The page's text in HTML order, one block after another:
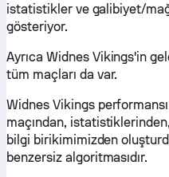
istatistikler ve galibiyet/
gösteriyor.
Ayrıca Widnes Vikings'in
tüm maçları da var.
Widnes Vikings
maçından,
bilgi birikimimizden
benzersiz algoritmasıdır.